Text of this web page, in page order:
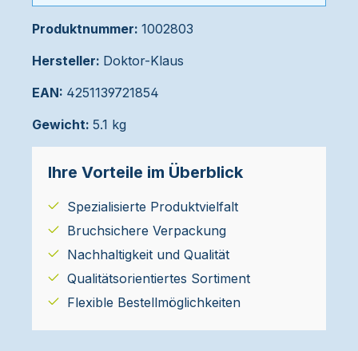
Produktnummer: 1002803
Hersteller: Doktor-Klaus
EAN: 4251139721854
Gewicht: 5.1 kg
Ihre Vorteile im Überblick
Spezialisierte Produktvielfalt
Bruchsichere Verpackung
Nachhaltigkeit und Qualität
Qualitätsorientiertes Sortiment
Flexible Bestellmöglichkeiten